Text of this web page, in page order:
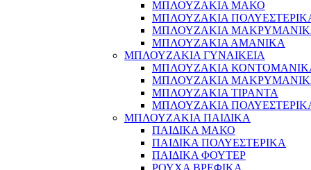
ΜΠΛΟΥΖΑΚΙΑ ΜΑΚΟ
ΜΠΛΟΥΖΑΚΙΑ
ΜΠΛΟΥΖΑΚΙΑ
ΜΠΛΟΥΖΑΚΙΑ ΑΜΑΝΙΚΑ
ΜΠΛΟΥΖΑΚΙΑ ΓΥΝΑΙΚΕΙΑ
ΜΠΛΟΥΖΑΚΙΑ
ΜΠΛΟΥΖΑΚΙΑ
ΜΠΛΟΥΖΑΚΙΑ ΤΙΡΑΝΤΑ
ΜΠΛΟΥΖΑΚΙΑ
ΜΠΛΟΥΖΑΚΙΑ ΠΑΙΔΙΚΑ
ΠΑΙΔΙΚΑ ΜΑΚΟ
ΠΑΙΔΙΚΑ ΠΟΛΥΕΣΤΕΡΙΚΑ
ΠΑΙΔΙΚΑ ΦΟΥΤΕΡ
ΡΟΥΧΑ ΒΡΕΦΙΚΑ